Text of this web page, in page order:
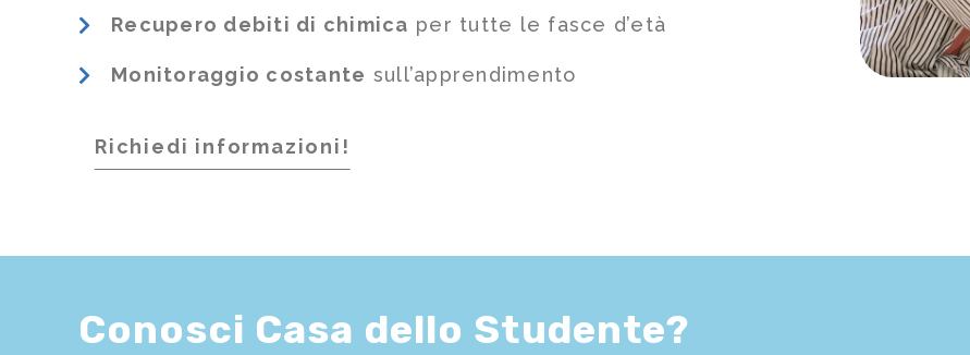
Recupero debiti di chimica per tutte le fasce d’età
Monitoraggio costante sull’apprendimento
Richiedi informazioni!
Conosci Casa dello Studente?